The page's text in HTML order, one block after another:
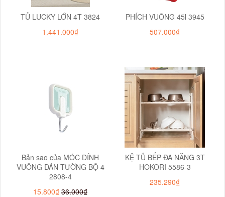
TỦ LUCKY LỚN 4T 3824
1.441.000₫
PHÍCH VUÔNG 45l 3945
507.000₫
Bản sao của MÓC DÍNH
VUÔNG DÁN TƯỜNG BỘ 4
2808-4
15.800₫ 36.000₫
KỆ TỦ BẾP ĐA NĂNG 3T
HOKORI 5586-3
235.290₫